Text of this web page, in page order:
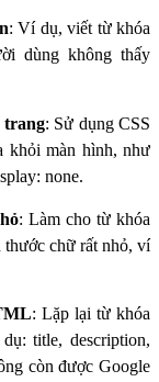
: Ví dụ, viết từ khóa
dùng không thấy
trang: Sử dụng CSS
khỏi màn hình, như
none.
: Làm cho từ khóa
thước chữ rất nhỏ, ví
: Lặp lại từ khóa
title, description,
còn được Google